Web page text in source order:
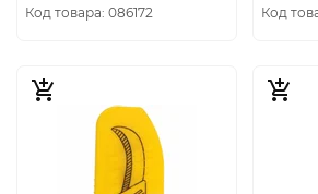
Код товара: 086172 Код